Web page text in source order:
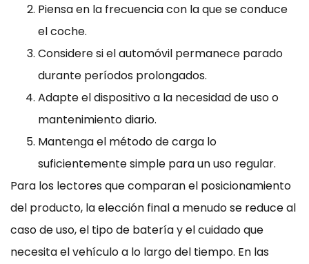
Piensa en la frecuencia con la que se conduce
el coche.
Considere si el automóvil permanece parado
durante períodos prolongados.
Adapte el dispositivo a la necesidad de uso o
mantenimiento diario.
Mantenga el método de carga lo
suficientemente simple para un uso regular.
Para los lectores que comparan el posicionamiento
del producto, la elección final a menudo se reduce al
caso de uso, el tipo de batería y el cuidado que
necesita el vehículo a lo largo del tiempo. En las